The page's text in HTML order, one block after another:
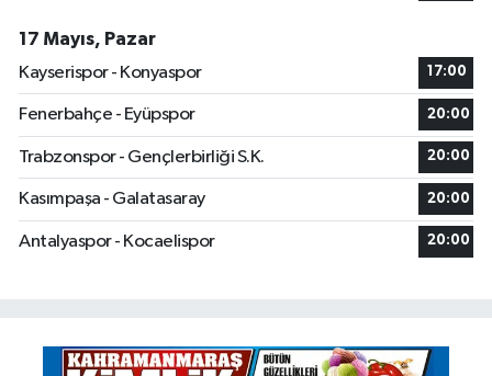
17 Mayıs, Pazar
Kayserispor - Konyaspor
17:00
Fenerbahçe - Eyüpspor 20:00
Trabzonspor - Gençlerbirliği S.K. 20:00
Kasımpaşa - Galatasaray 20:00
Antalyaspor - Kocaelispor 20:00